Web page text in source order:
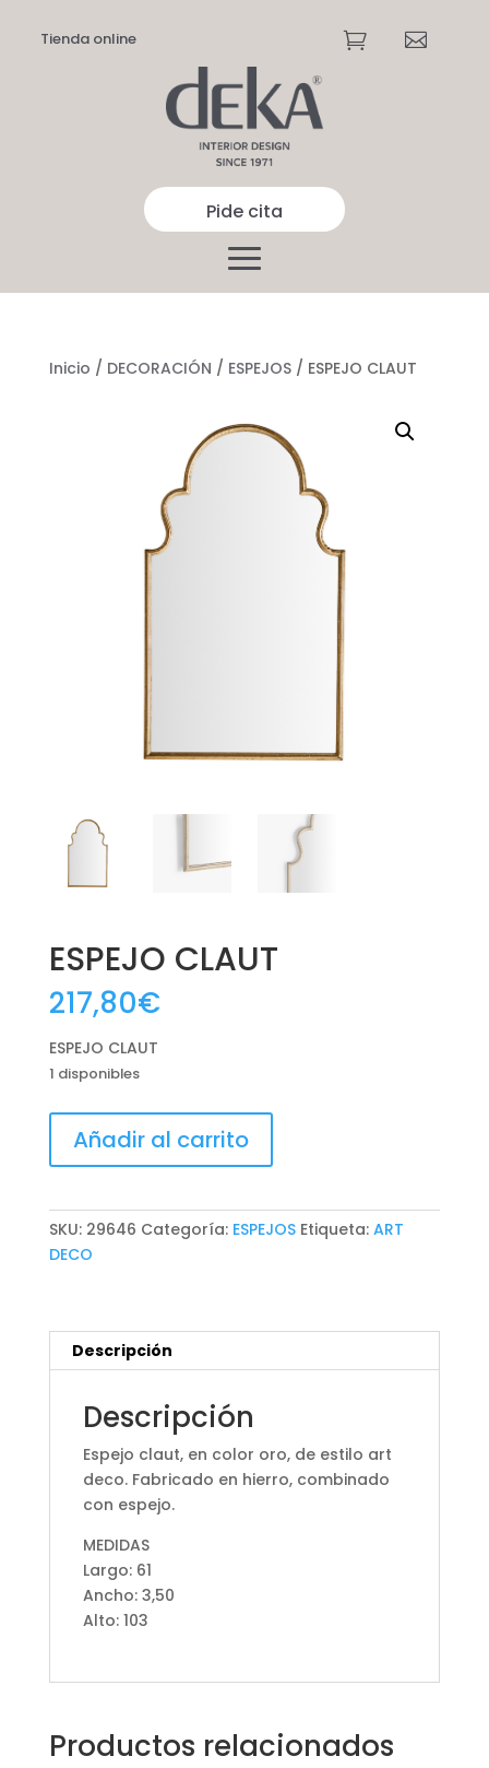
Tienda online  
Pide cita
Inicio / DECORACIÓN / ESPEJOS/ ESPEJO CLAUT
ESPEJO CLAUT
217,80€
ESPEJO CLAUT
1 disponibles
CLAUT
cantidad
Añadir al carrito
SKU: 29646 Categoría: ESPEJOS Etiqueta: ART
DECO
Descripción
Descripción
Espejo claut, en color oro, de estilo art
deco. Fabricado en hierro, combinado
con espejo.
MEDIDAS
Largo: 61
Ancho: 3,50
Alto: 103
Productos relacionados